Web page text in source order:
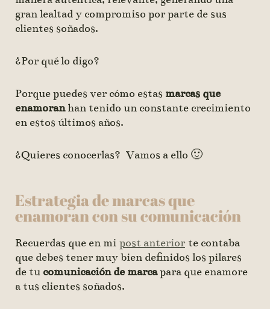
gran lealtad y compromiso por parte de sus
clientes soñados.
¿Por qué lo digo?
Porque puedes ver cómo estas marcas que
enamoranhan tenido un constante crecimiento
en estos últimos años.
¿Quieres conocerlas? Vamos a ello 🙂
Estrategia de marcas que
enamoran con su comunicación
Recuerdas que en mi post anterior te contaba
que debes tener muy bien definidos los pilares
de tu comunicación de marcapara que enamore
a tus clientes soñados.